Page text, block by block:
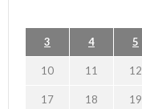
3 4 5
10 11 12
17 18 19